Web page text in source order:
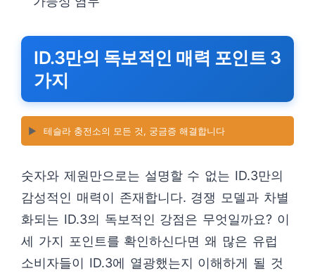
ID.3만의 독보적인 매력 포인트 3
가지
▶️ 테슬라 충전소의 모든 것, 궁금증 해결합니다
숫자와 제원만으로는 설명할 수 없는 ID.3만의
감성적인 매력이 존재합니다. 경쟁 모델과 차별
화되는 ID.3의 독보적인 강점은 무엇일까요? 이
세 가지 포인트를 확인하신다면 왜 많은 유럽
소비자들이 ID.3에 열광했는지 이해하게 될 것